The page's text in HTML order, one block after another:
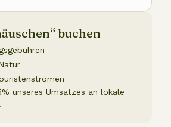
buchen
unseres Umsatzes an lokale